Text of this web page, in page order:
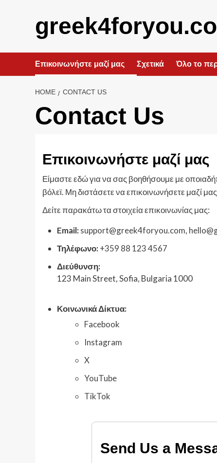
Επικοινωνήστε μαζί μας Σχετικά Όλο το
HOME CONTACT US
Contact Us
Επικοινωνήστε μαζί μας
Είμαστε εδώ για να σας βοηθήσουμε με
βόλεϊ. Μη διστάσετε να επικοινωνήσετε μαζί
Δείτε παρακάτω τα στοιχεία επικοινωνίας μας:
Email:support@greek4foryou.com,
Τηλέφωνο:+359 88 123 4567
Διεύθυνση:
123 Main Street, Sofia, Bulgaria 1000
Κοινωνικά Δίκτυα:
Facebook
Instagram
X
YouTube
TikTok
Send Us a